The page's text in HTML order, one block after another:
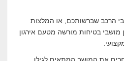
הרכב שברשותכם, או המלצות
מושבי בטיחות מורשה מטעם אירגון